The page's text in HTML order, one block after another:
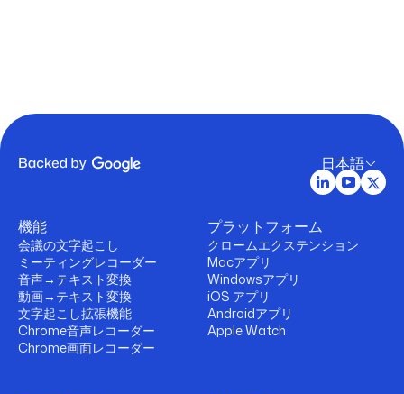
日本語
機能
会議の文字起こし
ミーティングレコーダー
音声→テキスト変換
動画→テキスト変換
文字起こし拡張機能
Chrome音声レコーダー
Chrome画面レコーダー
プラットフォーム
クロームエクステンション
Macアプリ
Windowsアプリ
iOS アプリ
Androidアプリ
Apple Watch